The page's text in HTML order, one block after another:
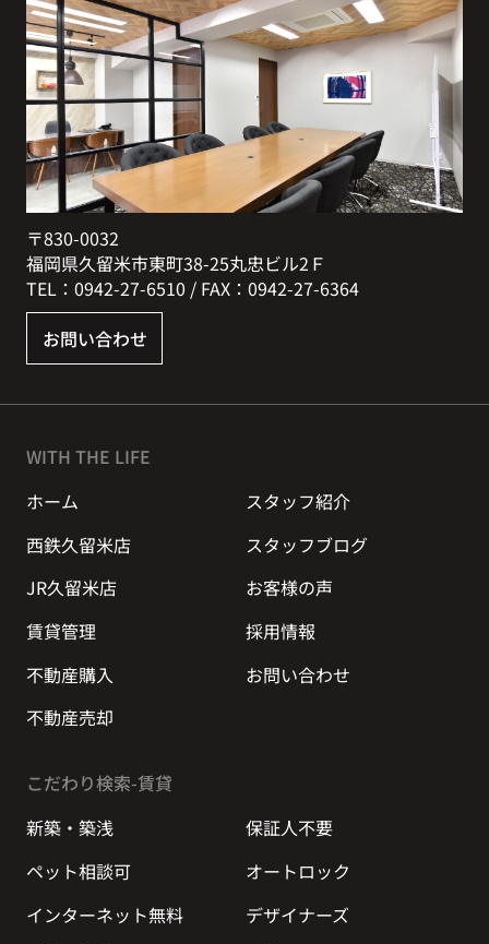
〒830-0032
福岡県久留米市東町38-25丸忠ビル2Ｆ
TEL：0942-27-6510 / FAX：0942-27-6364
お問い合わせ
WITH THE LIFE
ホーム
スタッフ紹介
西鉄久留米店
スタッフブログ
JR久留米店
お客様の声
賃貸管理
採用情報
不動産購入
お問い合わせ
不動産売却
こだわり検索-賃貸
新築・築浅
保証人不要
ペット相談可
オートロック
インターネット無料
デザイナーズ